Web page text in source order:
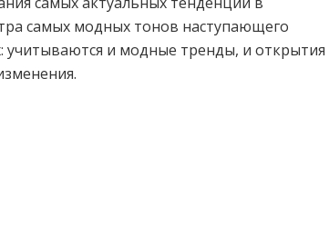
самых модных тонов наступающего
учитываются и модные тренды, и открытия